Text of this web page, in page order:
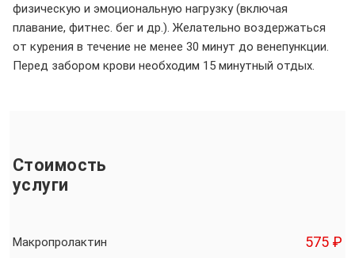
физическую и эмоциональную нагрузку (включая
плавание, фитнес. бег и др.). Желательно воздержаться
от курения в течение не менее 30 минут до венепункции.
Перед забором крови необходим 15 минутный отдых.
Стоимость
услуги
Макропролактин 575 ₽